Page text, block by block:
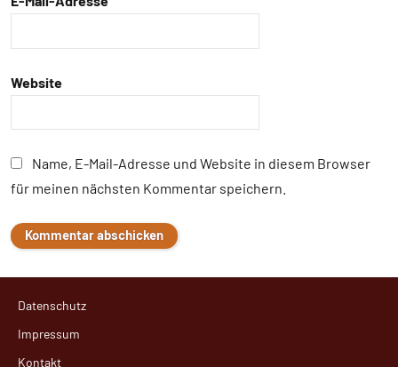
Website
Name, E-Mail-Adresse und Website in diesem Browser
für meinen nächsten Kommentar speichern.
Datenschutz
Impressum
Kontakt